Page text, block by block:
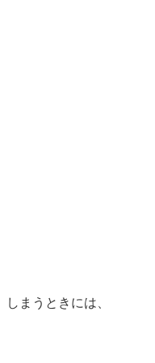
まうときには、